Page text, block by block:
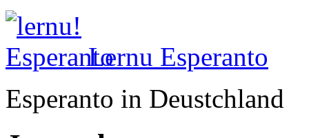
Lernu Esperanto
Esperanto in Deustchland